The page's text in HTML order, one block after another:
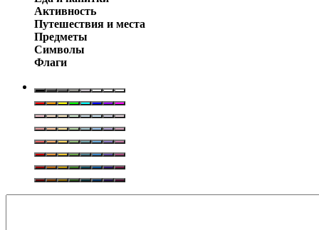
Активность
Путешествия и места
Предметы
Символы
Флаги